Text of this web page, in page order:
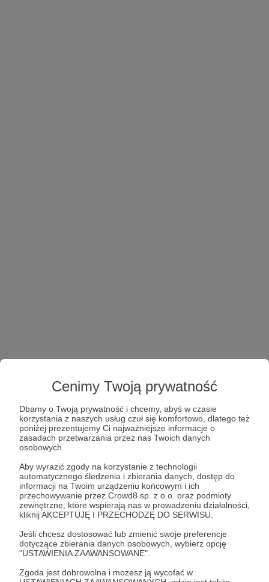
Cenimy Twoją prywatność
Dbamy o Twoją prywatność i chcemy, abyś w czasie
korzystania z naszych usług czuł się komfortowo, dlatego też
poniżej prezentujemy Ci najważniejsze informacje o
zasadach przetwarzania przez nas Twoich danych
osobowych.
Aby wyrazić zgody na korzystanie z technologii
automatycznego śledzenia i zbierania danych, dostęp do
informacji na Twoim urządzeniu końcowym i ich
przechowywanie przez Crowd8 sp. z o.o. oraz podmioty
zewnętrzne, które wspierają nas w prowadzeniu działalności,
kliknij AKCEPTUJĘ I PRZECHODZĘ DO SERWISU.
Jeśli chcesz dostosować lub zmienić swoje preferencje
dotyczące zbierania danych osobowych, wybierz opcję
"USTAWIENIA ZAAWANSOWANE".
Zgoda jest dobrowolna i możesz ją wycofać w